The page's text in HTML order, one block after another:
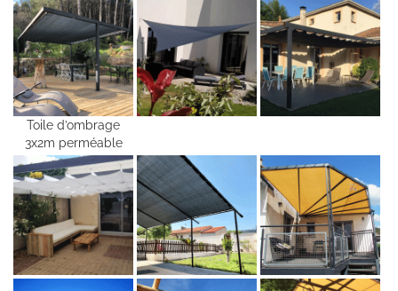
Toile d’ombrage
3x2m perméable